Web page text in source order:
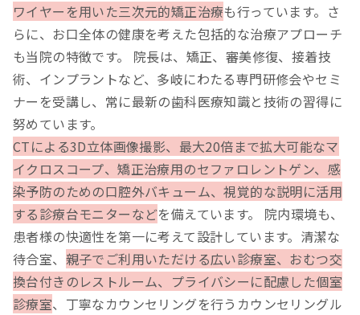
ワイヤーを用いた三次元的矯正治療も行っています。さ
らに、お口全体の健康を考えた包括的な治療アプローチ
も当院の特徴です。 院長は、矯正、審美修復、接着技
術、インプラントなど、多岐にわたる専門研修会やセミ
ナーを受講し、常に最新の歯科医療知識と技術の習得に
努めています。
CTによる3D立体画像撮影、最大20倍まで拡大可能なマ
イクロスコープ、矯正治療用のセファロレントゲン、感
染予防のための口腔外バキューム、視覚的な説明に活用
する診療台モニターなどを備えています。 院内環境も、
患者様の快適性を第一に考えて設計しています。清潔な
待合室、 親子でご利用いただける広い診療室、おむつ交
換台付きのレストルーム、プライバシーに配慮した個室
診療室、丁寧なカウンセリングを行うカウンセリングル